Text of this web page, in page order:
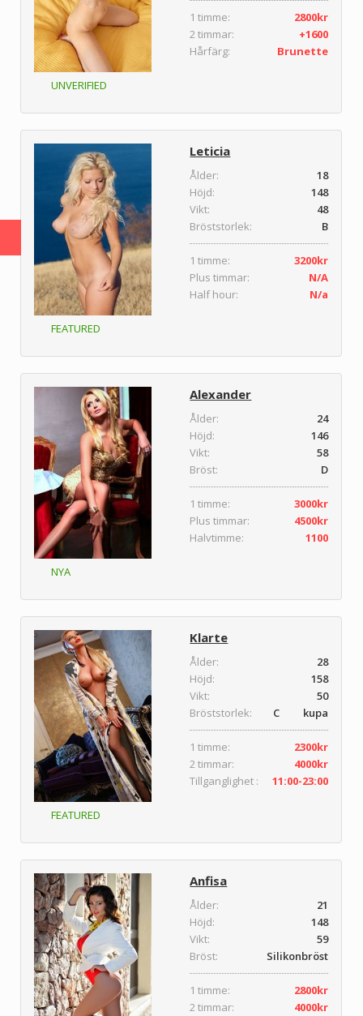
UNVERIFIED
1 timme:
2800kr
2 timmar:
+1600
Hårfärg:
Brunette
FEATURED
Leticia
Ålder:
18
Höjd:
148
Vikt:
48
Bröststorlek:
B
1 timme:
3200kr
Plus timmar:
N/A
Half hour:
N/a
NYA
Alexander
Ålder:
24
Höjd:
146
Vikt:
58
Bröst:
D
1 timme:
3000kr
Plus timmar:
4500kr
Halvtimme:
1100
FEATURED
Klarte
Ålder:
28
Höjd:
158
Vikt:
50
Bröststorlek:
C kupa
1 timme:
2300kr
2 timmar:
4000kr
Tillganglighet :
11:00-23:00
Anfisa
Ålder:
21
Höjd:
148
Vikt:
59
Bröst:
Silikonbröst
1 timme:
2800kr
2 timmar:
4000kr